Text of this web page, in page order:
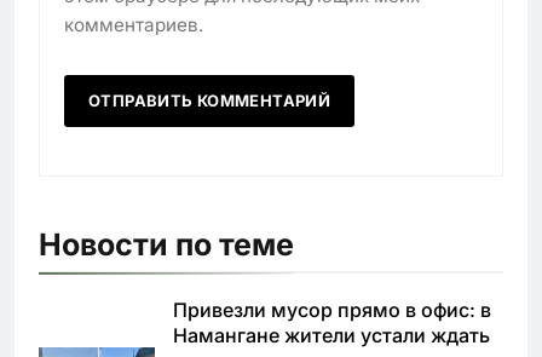
комментариев.
Новости по теме
Привезли мусор прямо в офис: в
Намангане жители устали ждать